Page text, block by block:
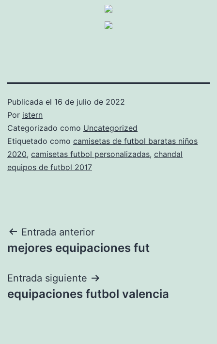
Publicada el 16 de julio de 2022
Por istern
Categorizado como Uncategorized
Etiquetado como camisetas de futbol baratas niños
2020, camisetas futbol personalizadas, chandal
equipos de futbol 2017
Navegación
de
entradas
Entrada anterior
mejores equipaciones fut
Entrada siguiente
equipaciones futbol valencia